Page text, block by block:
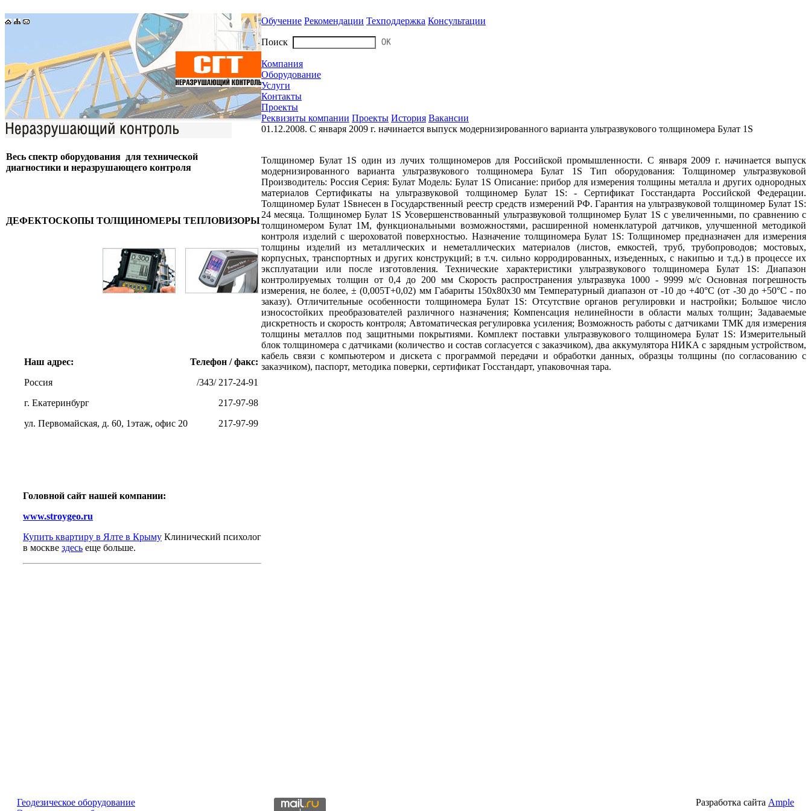
Весь спектр оборудования для технической
диагностики и неразрушающего контроля
ДЕФЕКТОСКОПЫ ТОЛЩИНОМЕРЫ ТЕПЛОВИЗОРЫ
Наш адрес:
Россия
г. Екатеринбург
ул. Первомайская, д. 60, 1этаж, офис 20
Телефон / факс:
/343/ 217-24-91
217-97-98
217-97-99
Головной сайт нашей компании:
www.stroygeo.ru
Купить квартиру в Ялте в Крыму Клинический психолог
в москве здесь еще больше.
Обучение Рекомендации Техподдержка Консультации
Поиск
Компания
Оборудование
Услуги
Контакты
Проекты
Реквизиты компании Проекты История Вакансии
01.12.2008. C января 2009 г. начинается выпуск модернизированного варианта ультразвукового толщиномера Булат 1S
Толщиномер Булат 1S один из лучих толщиномеров для Российской промышленности. C января 2009 г. начинается выпуск
модернизированного варианта ультразвукового толщиномера Булат 1S Тип оборудования: Толщиномер ультразвуковой
Производитель: Россия Серия: Булат Модель: Булат 1S Описание: прибор для измерения толщины металла и других однородных
материалов Сертификаты на ультразвуковой толщиномер Булат 1S: - Сертификат Госстандарта Российской Федерации.
Толщиномер Булат 1Sвнесен в Государственный реестр средств измерений РФ. Гарантия на ультразвуковой толщиномер Булат 1S:
24 месяца. Толщиномер Булат 1S Усовершенствованный ультразвуковой толщиномер Булат 1S с увеличенными, по сравнению с
толщиномером Булат 1М, функциональными возможностями, расширенной номенклатурой датчиков, улучшенной методикой
контроля изделий с шероховатой поверхностью. Назначение толщиномера Булат 1S: Толщиномер предназначен для измерения
толщины изделий из металлических и неметаллических материалов (листов, емкостей, труб, трубопроводов; мостовых,
корпусных, транспортных и других конструкций; в т.ч. сильно корродированных, изъеденных, с накипью и т.д.) в процессе их
эксплуатации или после изготовления. Технические характеристики ультразвукового толщиномера Булат 1S: Диапазон
контролируемых толщин от 0,4 до 200 мм Скорость распространения ультразвука 1000 - 9999 м/с Основная погрешность
измерения, не более, ± (0,005Т+0,02) мм Габариты 150х80х30 мм Температурный диапазон от -10 до +40°С (от -30 до +50°С - по
заказу). Отличительные особенности толщиномера Булат 1S: Отсутствие органов регулировки и настройки; Большое число
износостойких преобразователей различного назначения; Компенсация нелинейности в области малых толщин; Задаваемые
дискретность и скорость контроля; Автоматическая регулировка усиления; Возможность работы с датчиками ТМК для измерения
толщины металлов под защитными покрытиями. Комплект поставки ультразвукового толщиномера Булат 1S: Измерительный
блок толщиномера с датчиками (количество и состав согласуется с заказчиком), два аккумулятора НИКА с зарядным устройством,
кабель связи с компьютером и дискета с программой передачи и обработки данных, образцы толщины (по согласованию с
заказчиком), паспорт, методика поверки, сертификат Госстандарт, упаковочная тара.
Геодезическое оборудование
Разработка сайта Ample